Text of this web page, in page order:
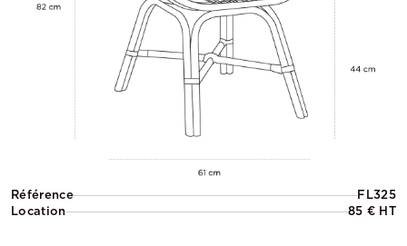
Référence
FL325
Location
85 € HT